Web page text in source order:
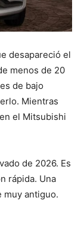
desapareció el
menos de 20
de bajo
Mientras
el Mitsubishi
de 2026. Es
rápida. Una
muy antiguo.